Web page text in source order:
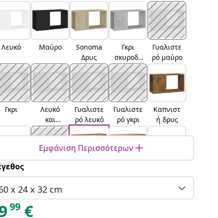
Λευκό Μαύρο
Sonoma
Δρυς
Γκρι
σκυροδέ
ματος
Γυαλιστε
ρό μαύρο
Γκρι
Λευκό
και
sonoma
Γυαλιστε
ρό λευκό
Γυαλιστε
ρό γκρι
Καπνιστ
ή δρυς
Γκρι
Εμφάνιση Περισσότερων
x 24 x 32 cm
99 €